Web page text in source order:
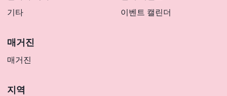
기타
이벤트 캘린더
매거진
매거진
지역